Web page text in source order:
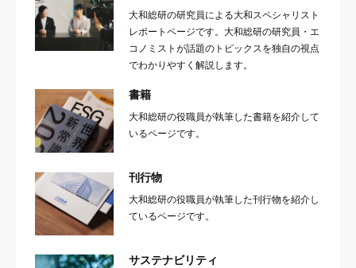
大和総研の研究員による大和スペシャリスト
レポートページです。大和総研の研究員・エ
コノミストが話題のトピックスを独自の視点
でわかりやすく解説します。
書籍
大和総研の役職員が執筆した書籍を紹介して
いるページです。
刊行物
大和総研の役職員が執筆した刊行物を紹介し
ているページです。
サステナビリティ